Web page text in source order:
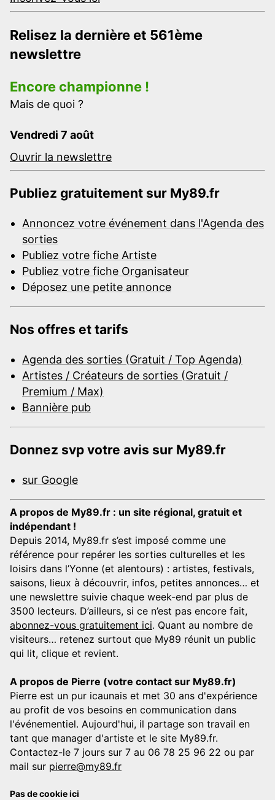
Relisez la dernière et 561ème
newslettre
Encore championne !
Mais de quoi ?
Vendredi 7 août
Ouvrir la newslettre
Publiez gratuitement sur My89.fr
Annoncez votre événement dans l'Agenda des
sorties
Publiez votre fiche Artiste
Publiez votre fiche Organisateur
Déposez une petite annonce
Nos offres et tarifs
Agenda des sorties (Gratuit / Top Agenda)
Artistes / Créateurs de sorties (Gratuit /
Premium / Max)
Bannière pub
Donnez svp votre avis sur My89.fr
sur Google
A propos de My89.fr : un site régional, gratuit et
indépendant !
Depuis 2014, My89.fr s’est imposé comme une
référence pour repérer les sorties culturelles et les
loisirs dans l’Yonne (et alentours) : artistes, festivals,
saisons, lieux à découvrir, infos, petites annonces… et
une newslettre suivie chaque week-end par plus de
3500 lecteurs. D’ailleurs, si ce n’est pas encore fait,
abonnez-vous gratuitement ici. Quant au nombre de
visiteurs… retenez surtout que My89 réunit un public
qui lit, clique et revient.
A propos de Pierre (votre contact sur My89.fr)
Pierre est un pur icaunais et met 30 ans d'expérience
au profit de vos besoins en communication dans
l'événementiel. Aujourd'hui, il partage son travail en
tant que manager d'artiste et le site My89.fr.
Contactez-le 7 jours sur 7 au 06 78 25 96 22 ou par
mail sur pierre@my89.fr
Pas de cookie ici